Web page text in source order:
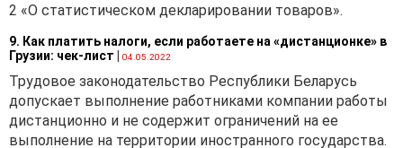
положения п. 4–8 ст. 232 НК,
изменения и дополнения
декларацию (расчет) по
налогу на недвижимость не
позднее 20-го числа
2 «О статистическом декларировании товаров».
9. Как платить налоги, если работаете на «дистанционке» в
Грузии: чек-лист
04.05.2022
Трудовое законодательство Республики Беларусь
допускает выполнение работниками компании работы
дистанционно и не содержит ограничений на ее
выполнение на территории иностранного государства.